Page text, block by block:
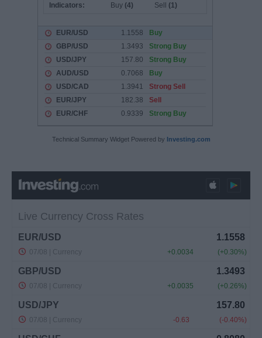
Technical Summary Widget Powered by Investing.com